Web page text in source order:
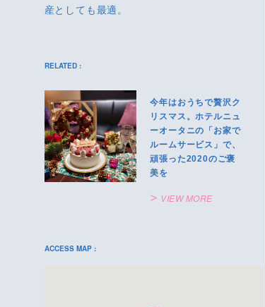
産としても最適。
RELATED :
今年はおうちで贅沢ク
リスマス。ホテルニュ
ーオータニの「お家で
ルームサービス」で、
頑張った2020のご褒
美を
VIEW MORE
ACCESS MAP :